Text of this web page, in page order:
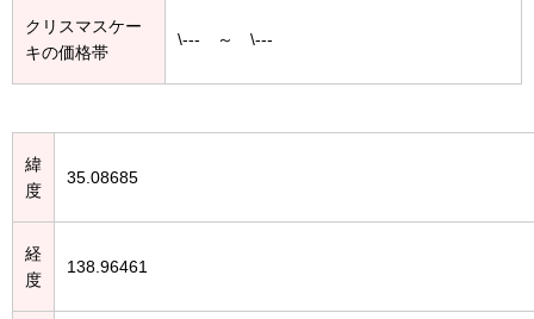
クリスマスケー
キの価格帯
\--- ～ \---
緯
度
35.08685
経
度
138.96461